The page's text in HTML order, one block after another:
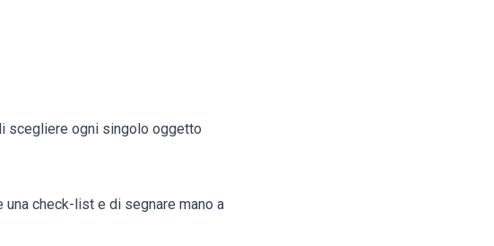
scegliere ogni singolo oggetto
una check-list e di segnare mano a